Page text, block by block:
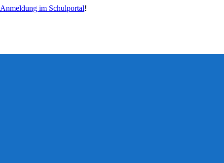
Anmeldung im Schulportal!